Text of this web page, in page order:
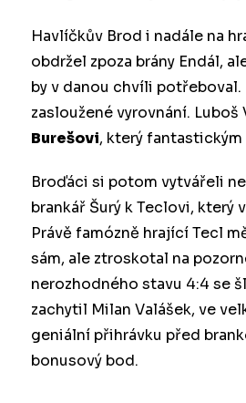
Havlíčkův Brod i nadále na
obdržel zpoza brány Endál,
by v danou chvíli
zasloužené vyrovnání.
Burešovi, který
Broďáci si potom vytvářeli
brankář Šurý k Teclovi, který
Právě famózně hrající Tecl
sám, ale ztroskotal na
nerozhodného stavu 4:4 se
zachytil Milan Valášek, ve
geniální přihrávku před
bonusový bod.